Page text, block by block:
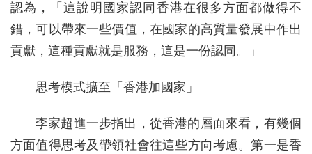
認為，「這說明國家認同香港在很多方面都做得不
錯，可以帶來一些價值，在國家的高質量發展中作出
貢獻，這種貢獻就是服務，這是一份認同。」
思考模式擴至「香港加國家」
李家超進一步指出，從香港的層面來看，有幾個
方面值得思考及帶領社會往這些方向考慮。第一是香